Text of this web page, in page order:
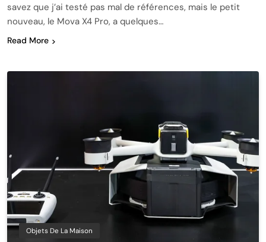
savez que j’ai testé pas mal de références, mais le petit
nouveau, le Mova X4 Pro, a quelques…
Read More
Objets De La Maison